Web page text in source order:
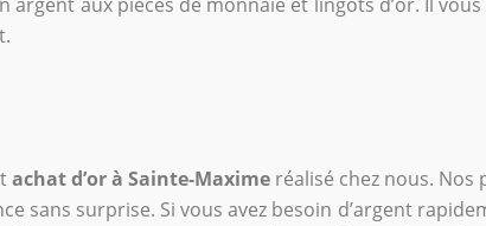
achat d’or à Sainte-Maxime réalisé chez nous.
sans surprise. Si vous avez besoin d’argent